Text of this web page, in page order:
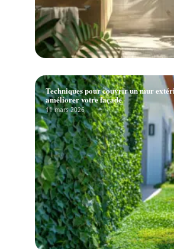
Techniques pour couvrir un mur
améliorer votre façade
11 mars 2026